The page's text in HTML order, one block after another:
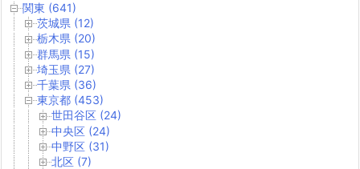
関東 (641)
茨城県 (12)
栃木県 (20)
群馬県 (15)
埼玉県 (27)
千葉県 (36)
東京都 (453)
世田谷区 (24)
中央区 (24)
中野区 (31)
北区 (7)